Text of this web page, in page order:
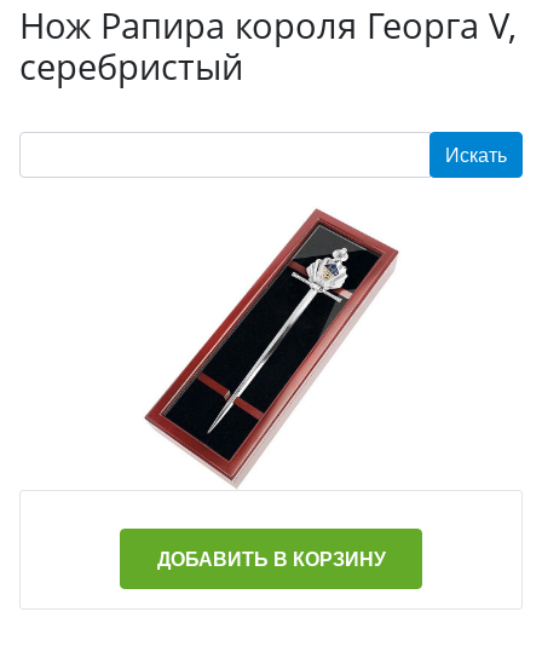
Нож Рапира короля Георга V,
серебристый
ДОБАВИТЬ В КОРЗИНУ